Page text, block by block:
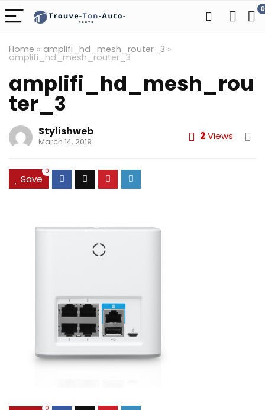
0
Home » amplifi_hd_mesh_router_3 »
amplifi_hd_mesh_router_3
amplifi_hd_mesh_rou
ter_3
Stylishweb
March 14, 2019 2Views
Save
0
0